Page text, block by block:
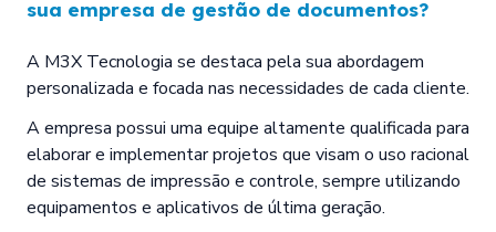
sua empresa de gestão de documentos?
A M3X Tecnologia se destaca pela sua abordagem
personalizada e focada nas necessidades de cada cliente.
A empresa possui uma equipe altamente qualificada para
elaborar e implementar projetos que visam o uso racional
de sistemas de impressão e controle, sempre utilizando
equipamentos e aplicativos de última geração.